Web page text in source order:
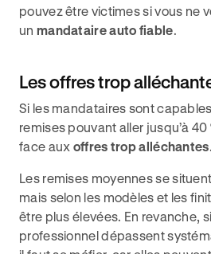
pouvez être victimes si vous ne
un mandataire auto fiable.
Les offres trop
Si les mandataires sont
remises pouvant aller jusqu’à
face aux offres trop alléchantes.
Les remises moyennes se
mais selon les modèles et les
être plus élevées. En revanche,
professionnel dépassent